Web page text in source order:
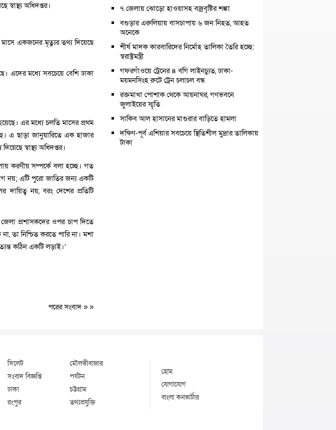
স্বাস্থ্য অধিদপ্তর।
একজনের মৃত্যুর তথ্য দিয়েছে
এদের মধ্যে সবচেয়ে বেশি ঢাকা
এর মধ্যে চলতি মাসের প্রথম
এ ছাড়া জানুয়ারিতে এক হাজার
স্বাস্থ্য অধিদপ্তর।
করণীয় সম্পর্কে বলা হচ্ছে। গত
নয়; এটি পুরো জাতির জন্য একটি
দায়িত্ব নয়, বরং দেশের প্রতিটি
প্রশাসকদের ওপর চাপ দিতে
তা নিশ্চিত করতে পারি না। মশা
কঠিন একটি লড়াই।’
পরের সংবাদ » »
৭ জেলায় ঝোড়ো হাওয়াসহ বজ্রবৃষ্টির শঙ্কা
বগুড়ার এরুলিয়ায় বাসচাপায় ৬ জন নিহত, আহত
অনেকে
শীর্ষ মাদক কারবারিদের নির্মোহ তালিকা তৈরি হচ্ছে:
স্বরাষ্ট্রমন্ত্রী
গফরগাঁওয়ে ট্রেনের ৪ বগি লাইনচ্যুত, ঢাকা-
ময়মনসিংহ রুটে ট্রেন চলাচল বন্ধ
রক্তমাখা পোশাক থেকে আয়নাঘর, গণভবনে
জুলাইয়ের স্মৃতি
সাকিব আল হাসানের মাগুরার বাড়িতে হামলা
দক্ষিণ-পূর্ব এশিয়ার সবচেয়ে স্থিতিশীল মুদ্রার তালিকায়
টাকা
সিলেট
মৌলভীবাজার
সংবাদ বিজ্ঞপ্তি
পর্যটন
ঢাকা
চট্টগ্রাম
রংপুর
তথ্যপ্রযুক্তি
হোম
যোগাযোগ
বাংলা কনভার্টার